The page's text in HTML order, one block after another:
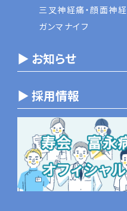
三叉神経痛・顔面神経
ガンマナイフ
▶ お知らせ
▶ 採用情報